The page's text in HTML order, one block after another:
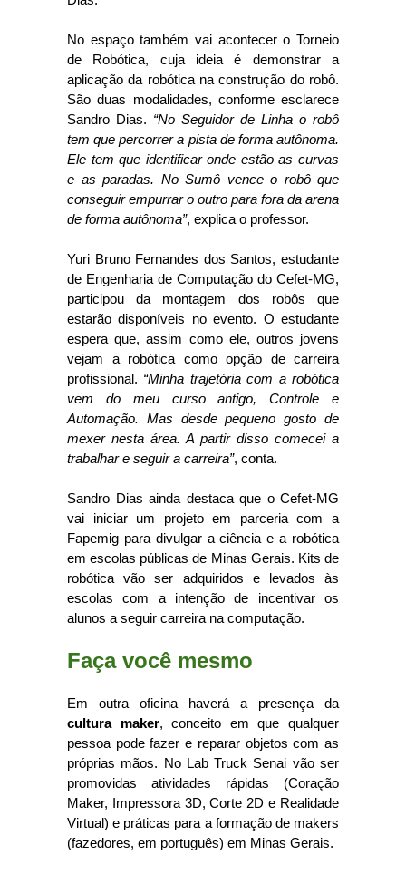
No espaço também vai acontecer o Torneio
de Robótica, cuja ideia é demonstrar a
aplicação da robótica na construção do robô.
São duas modalidades, conforme esclarece
Sandro Dias. “No Seguidor de Linha o robô
tem que percorrer a pista de forma autônoma.
Ele tem que identificar onde estão as curvas
e as paradas. No Sumô vence o robô que
conseguir empurrar o outro para fora da arena
de forma autônoma”, explica o professor.
Yuri Bruno Fernandes dos Santos, estudante
de Engenharia de Computação do Cefet-MG,
participou da montagem dos robôs que
estarão disponíveis no evento. O estudante
espera que, assim como ele, outros jovens
vejam a robótica como opção de carreira
profissional. “Minha trajetória com a robótica
vem do meu curso antigo, Controle e
Automação. Mas desde pequeno gosto de
mexer nesta área. A partir disso comecei a
trabalhar e seguir a carreira”, conta.
Sandro Dias ainda destaca que o Cefet-MG
vai iniciar um projeto em parceria com a
Fapemig para divulgar a ciência e a robótica
em escolas públicas de Minas Gerais. Kits de
robótica vão ser adquiridos e levados às
escolas com a intenção de incentivar os
alunos a seguir carreira na computação.
Faça você mesmo
Em outra oficina haverá a presença da
cultura maker, conceito em que qualquer
pessoa pode fazer e reparar objetos com as
próprias mãos. No Lab Truck Senai vão ser
promovidas atividades rápidas (Coração
Maker, Impressora 3D, Corte 2D e Realidade
Virtual) e práticas para a formação de makers
(fazedores, em português) em Minas Gerais.